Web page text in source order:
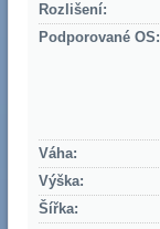
Rozlišení:
Podporované OS:
Váha:
Výška:
Šířka: